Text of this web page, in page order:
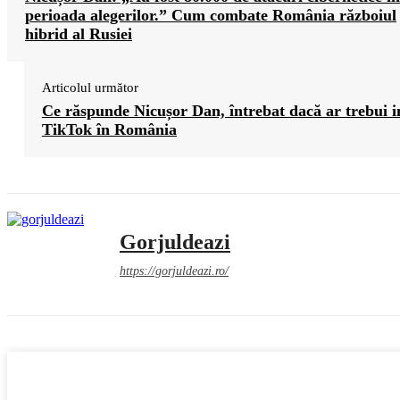
perioada alegerilor.” Cum combate România războiul
hibrid al Rusiei
Articolul următor
Ce răspunde Nicușor Dan, întrebat dacă ar trebui
TikTok în România
Gorjuldeazi
https://gorjuldeazi.ro/